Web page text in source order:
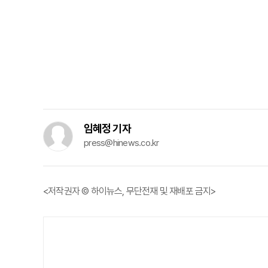
임혜정 기자
press@hinews.co.kr
<저작권자 © 하이뉴스, 무단전재 및 재배포 금지>